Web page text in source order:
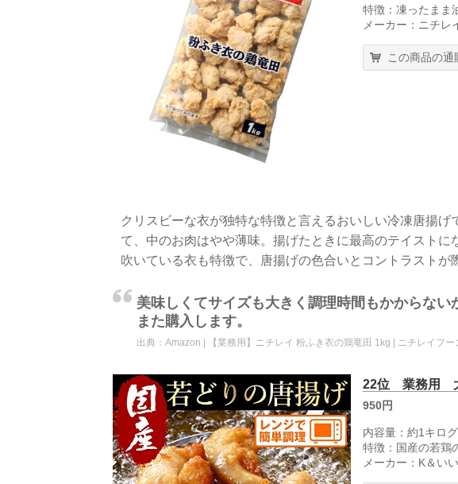
特徴：凍ったまま
メーカー：ニチレ
この商品の通
クリスビーな衣が独特な特徴と言えるおいしい冷凍唐揚げ
て、中のお肉はやや薄味。揚げたときに最高のテイストに
吹いている衣も特徴で、唐揚げの色合いとコントラストが
美味しくてサイズも大きく調理時間もかからない
また購入します。
出典： Amazon | 【業務用】ニチレイ 粉ふき衣の鶏竜田 1kg | ニチレイフー
22位 業務用
950円
内容量：約1キロ
特徴：国産の若鶏
メーカー：K＆い